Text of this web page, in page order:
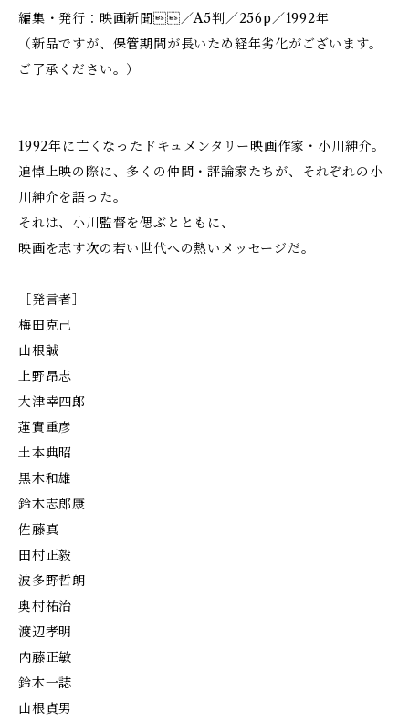
編集・発行：映画新聞／A5判／256p／1992年
（新品ですが、保管期間が長いため経年劣化がございます。
ご了承ください。）
1992年に亡くなったドキュメンタリー映画作家・小川紳介。
追悼上映の際に、多くの仲間・評論家たちが、それぞれの小
川紳介を語った。
それは、小川監督を偲ぶとともに、
映画を志す次の若い世代への熱いメッセージだ。
［発言者］
梅田克己
山根誠
上野昂志
大津幸四郎
蓮實重彦
土本典昭
黒木和雄
鈴木志郎康
佐藤真
田村正毅
波多野哲朗
奥村祐治
渡辺孝明
内藤正敏
鈴木一誌
山根貞男